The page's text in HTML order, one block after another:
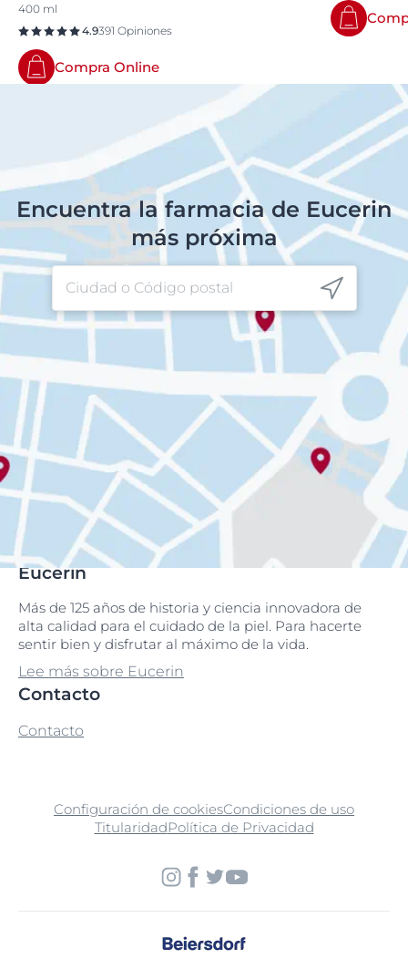
400 ml
4.9391 Opiniones
Compra Online
Encuentra la farmacia de Eucerin
más próxima
Eucerin
Más de 125 años de historia y ciencia innovadora de
alta calidad para el cuidado de la piel. Para hacerte
sentir bien y disfrutar al máximo de la vida.
Lee más sobre Eucerin
Contacto
Contacto
Configuración de cookiesCondiciones de uso
TitularidadPolítica de Privacidad